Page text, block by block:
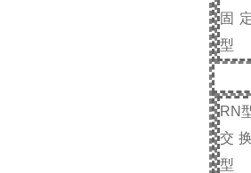
固
型
RN
交
型